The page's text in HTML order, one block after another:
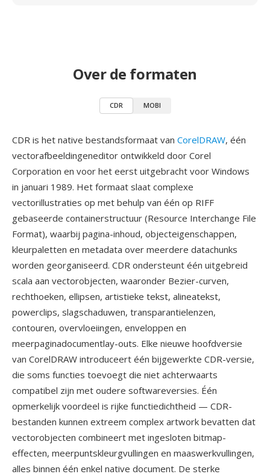
Over de formaten
CDR MOBI
CDR is het native bestandsformaat van CorelDRAW, één
vectorafbeeldingeneditor ontwikkeld door Corel
Corporation en voor het eerst uitgebracht voor Windows
in januari 1989. Het formaat slaat complexe
vectorillustraties op met behulp van één op RIFF
gebaseerde containerstructuur (Resource Interchange File
Format), waarbij pagina-inhoud, objecteigenschappen,
kleurpaletten en metadata over meerdere datachunks
worden georganiseerd. CDR ondersteunt één uitgebreid
scala aan vectorobjecten, waaronder Bezier-curven,
rechthoeken, ellipsen, artistieke tekst, alineatekst,
powerclips, slagschaduwen, transparantielenzen,
contouren, overvloeiingen, enveloppen en
meerpaginadocumentlay-outs. Elke nieuwe hoofdversie
van CorelDRAW introduceert één bijgewerkte CDR-versie,
die soms functies toevoegt die niet achterwaarts
compatibel zijn met oudere softwareversies. Één
opmerkelijk voordeel is rijke functiedichtheid — CDR-
bestanden kunnen extreem complex artwork bevatten dat
vectorobjecten combineert met ingesloten bitmap-
effecten, meerpuntskleurgvullingen en maaswerkvullingen,
alles binnen één enkel native document. De sterke